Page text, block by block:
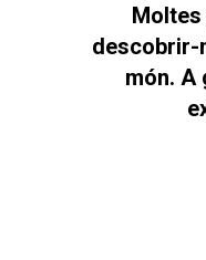
Moltes
descobrir-
món. A